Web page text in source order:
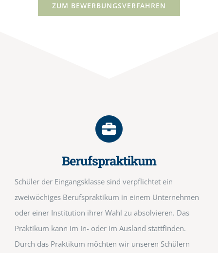
ZUM BEWERBUNGSVERFAHREN
Berufspraktikum
Schüler der Eingangsklasse sind verpflichtet ein
zweiwöchiges Berufspraktikum in einem Unternehmen
oder einer Institution ihrer Wahl zu absolvieren. Das
Praktikum kann im In- oder im Ausland stattfinden.
Durch das Praktikum möchten wir unseren Schülern